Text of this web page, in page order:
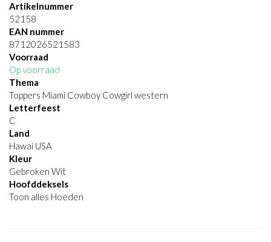
Artikelnummer
52158
EAN nummer
8712026521583
Voorraad
Op voorraad
Thema
Toppers Miami Cowboy Cowgirl western
Letterfeest
C
Land
Hawai USA
Kleur
Gebroken Wit
Hoofddeksels
Toon alles Hoeden